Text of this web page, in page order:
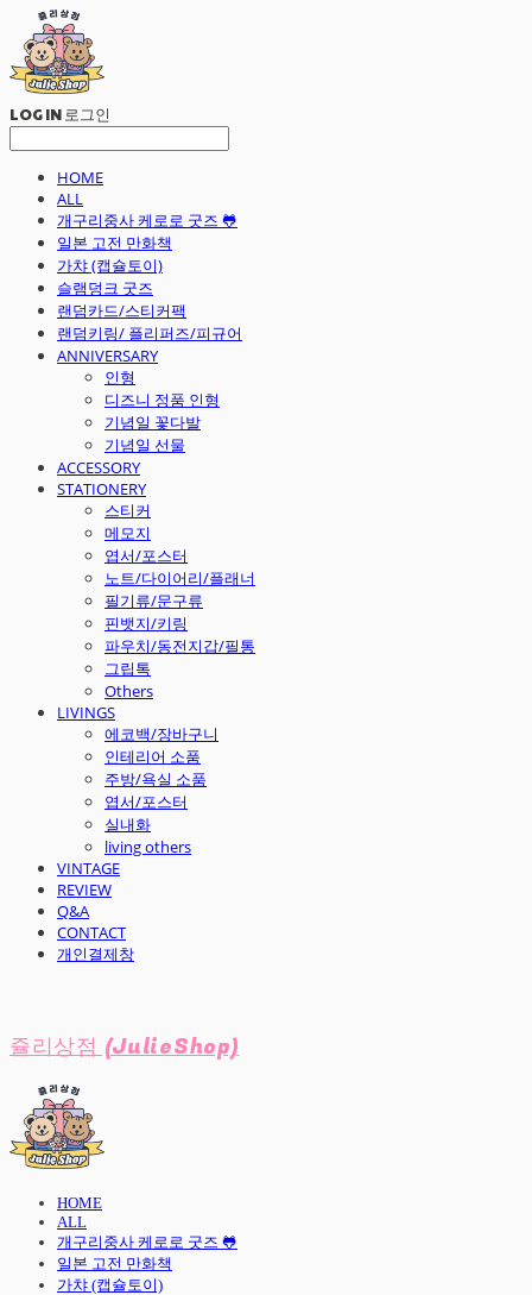
LOG IN로그인
HOME
ALL
개구리중사 케로로 굿즈 🐸
일본 고전 만화책
가챠 (캡슐토이)
슬램덩크 굿즈
랜덤카드/스티커팩
랜덤키링/ 플리퍼즈/피규어
ANNIVERSARY
인형
디즈니 정품 인형
기념일 꽃다발
기념일 선물
ACCESSORY
STATIONERY
스티커
메모지
엽서/포스터
노트/다이어리/플래너
필기류/문구류
핀뱃지/키링
파우치/동전지갑/필통
그립톡
Others
LIVINGS
에코백/장바구니
인테리어 소품
주방/욕실 소품
엽서/포스터
실내화
living others
VINTAGE
REVIEW
Q&A
CONTACT
개인결제창
쥴리상점 (JulieShop)
HOME
ALL
개구리중사 케로로 굿즈 🐸
일본 고전 만화책
가챠 (캡슐토이)